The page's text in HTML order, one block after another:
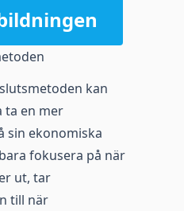
kan
ta en mer
sin ekonomiska
fokusera på när
ut, tar
till när